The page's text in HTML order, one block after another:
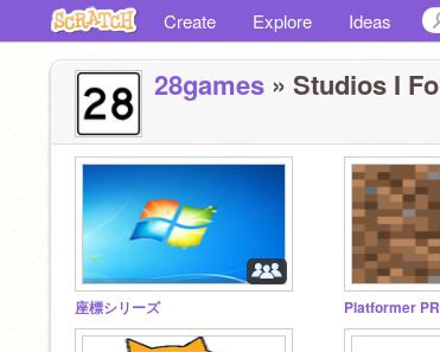
Create Explore Ideas
28games » Studios I
座標シリーズ Platformer